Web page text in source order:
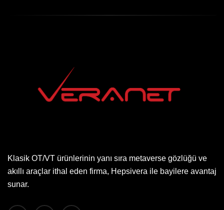
Klasik OT/VT ürünlerinin yanı sıra metaverse gözlüğü ve
akıllı araçlar ithal eden firma, Hepsivera ile bayilere avantaj
sunar.